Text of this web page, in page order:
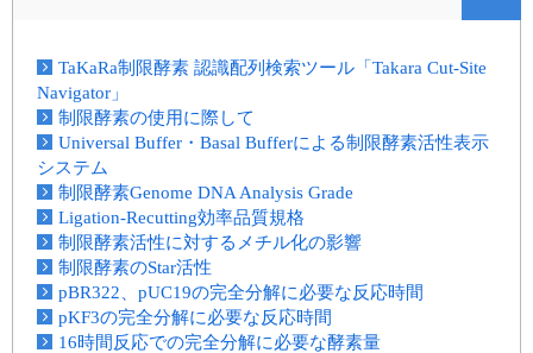
TaKaRa制限酵素 認識配列検索ツール「Takara Cut-Site
Navigator」
制限酵素の使用に際して
Universal Buffer・Basal Bufferによる制限酵素活性表示
システム
制限酵素Genome DNA Analysis Grade
Ligation-Recutting効率品質規格
制限酵素活性に対するメチル化の影響
制限酵素のStar活性
pBR322、pUC19の完全分解に必要な反応時間
pKF3の完全分解に必要な反応時間
16時間反応での完全分解に必要な酵素量